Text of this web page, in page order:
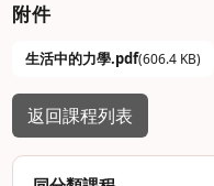
附件
生活中的力學.pdf(606.4 KB)
返回課程列表